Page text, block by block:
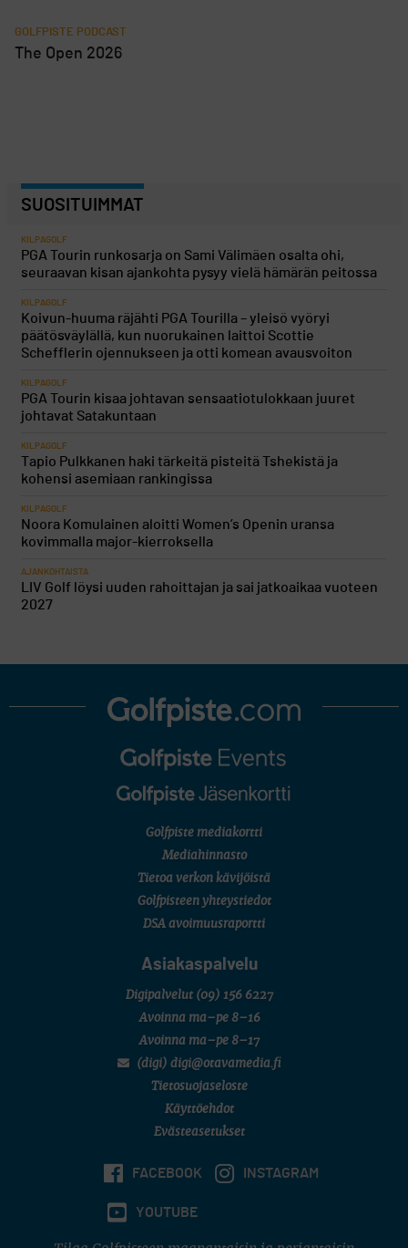
GOLFPISTE PODCAST
The Open 2026
SUOSITUIMMAT
KILPAGOLF
PGA Tourin runkosarja on Sami Välimäen osalta ohi,
seuraavan kisan ajankohta pysyy vielä hämärän peitossa
KILPAGOLF
Koivun-huuma räjähti PGA Tourilla – yleisö vyöryi
päätösväylällä, kun nuorukainen laittoi Scottie
Schefflerin ojennukseen ja otti komean avausvoiton
KILPAGOLF
PGA Tourin kisaa johtavan sensaatiotulokkaan juuret
johtavat Satakuntaan
KILPAGOLF
Tapio Pulkkanen haki tärkeitä pisteitä Tshekistä ja
kohensi asemiaan rankingissa
KILPAGOLF
Noora Komulainen aloitti Women’s Openin uransa
kovimmalla major-kierroksella
AJANKOHTAISTA
LIV Golf löysi uuden rahoittajan ja sai jatkoaikaa vuoteen
2027
Golfpiste mediakortti
Mediahinnasto
Tietoa verkon kävijöistä
Golfpisteen yhteystiedot
DSA avoimuusraportti
Asiakaspalvelu
Digipalvelut (09) 156 6227
Avoinna ma–pe 8–16
Avoinna ma–pe 8–17
(digi) digi@otavamedia.fi
Tietosuojaseloste
Käyttöehdot
Evästeasetukset
FACEBOOK INSTAGRAM
YOUTUBE